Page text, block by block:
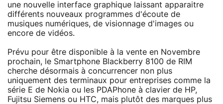
une nouvelle interface graphique laissant apparaitre
différents nouveaux programmes d'écoute de
musiques numériques, de visionnage d'images ou
encore de vidéos.
Prévu pour être disponible à la vente en Novembre
prochain, le Smartphone Blackberry 8100 de RIM
cherche désormais à concurrencer non plus
uniquement des terminaux pour entreprises comme la
série E de Nokia ou les PDAPhone à clavier de HP,
Fujitsu Siemens ou HTC, mais plutôt des marques plus